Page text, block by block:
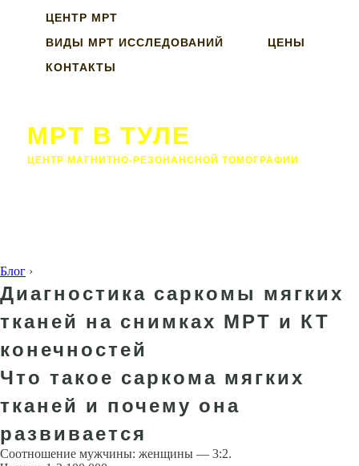
ЦЕНТР МРТ
ВИДЫ МРТ ИССЛЕДОВАНИЙ
ЦЕНЫ
КОНТАКТЫ
МРТ В ТУЛЕ
ЦЕНТР МАГНИТНО-РЕЗОНАНСНОЙ ТОМОГРАФИИ
Блог ›
Диагностика саркомы мягких
тканей на снимках МРТ и КТ
конечностей
Что такое саркома мягких
тканей и почему она
развивается
Соотношение мужчины: женщины — 3:2.